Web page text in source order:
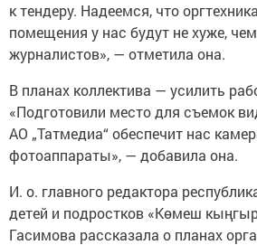
к тендеру. Надеемся, что
помещения у нас будут не хуже,
журналистов», — отметила она.
В планах коллектива — усилить
«Подготовили место для съемок
АО „Татмедиа“ обеспечит нас
фотоаппараты», — добавила она.
И. о. главного редактора
детей и подростков «Көмеш
Гасимова рассказала о планах